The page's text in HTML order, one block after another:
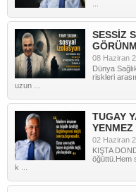
SESSİZ
08 Haziran
Dünya
riskleri
uzun ...
TUGAY
YENMEZ
02 Haziran
KIŞTA
öğüttü.Hem
k ...